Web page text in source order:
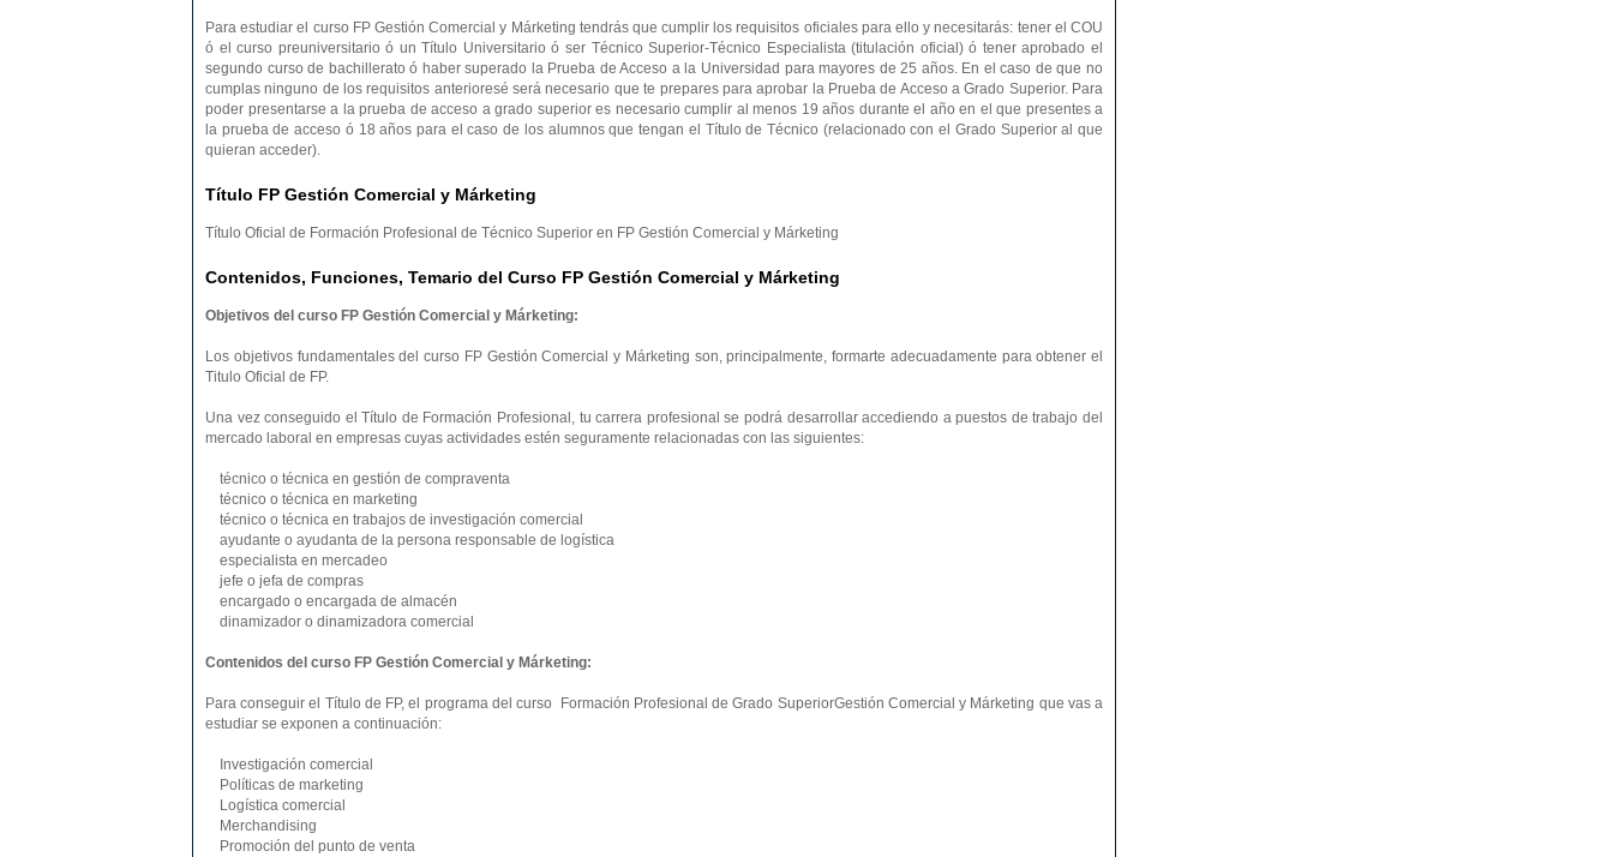
Para estudiar el curso FP Gestión Comercial y Márketing tendrás que cumplir los requisitos oficiales para ello y necesitarás: tener el COU
ó el curso preuniversitario ó un Título Universitario ó ser Técnico Superior-Técnico Especialista (titulación oficial) ó tener aprobado el
segundo curso de bachillerato ó haber superado la Prueba de Acceso a la Universidad para mayores de 25 años. En el caso de que no
cumplas ninguno de los requisitos anterioresé será necesario que te prepares para aprobar la Prueba de Acceso a Grado Superior. Para
poder presentarse a la prueba de acceso a grado superior es necesario cumplir al menos 19 años durante el año en el que presentes a
la prueba de acceso ó 18 años para el caso de los alumnos que tengan el Título de Técnico (relacionado con el Grado Superior al que
quieran acceder).
Título FP Gestión Comercial y Márketing
Título Oficial de Formación Profesional de Técnico Superior en FP Gestión Comercial y Márketing
Contenidos, Funciones, Temario del Curso FP Gestión Comercial y Márketing
Objetivos del curso FP Gestión Comercial y Márketing:
Los objetivos fundamentales del curso FP Gestión Comercial y Márketing son, principalmente, formarte adecuadamente para obtener el
Titulo Oficial de FP.
Una vez conseguido el Título de Formación Profesional, tu carrera profesional se podrá desarrollar accediendo a puestos de trabajo del
mercado laboral en empresas cuyas actividades estén seguramente relacionadas con las siguientes:
técnico o técnica en gestión de compraventa
técnico o técnica en marketing
técnico o técnica en trabajos de investigación comercial
ayudante o ayudanta de la persona responsable de logística
especialista en mercadeo
jefe o jefa de compras
encargado o encargada de almacén
dinamizador o dinamizadora comercial
Contenidos del curso FP Gestión Comercial y Márketing:
Para conseguir el Título de FP, el programa del curso Formación Profesional de Grado SuperiorGestión Comercial y Márketing que vas a
estudiar se exponen a continuación:
Investigación comercial
Políticas de marketing
Logística comercial
Merchandising
Promoción del punto de venta